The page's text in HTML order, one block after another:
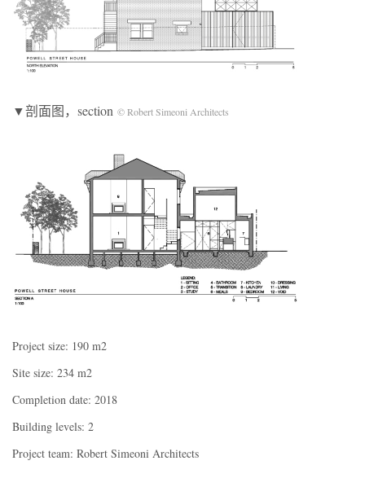
▼剖面图，section © Robert Simeoni Architects
Project size: 190 m2
Site size: 234 m2
Completion date: 2018
Building levels: 2
Project team: Robert Simeoni Architects